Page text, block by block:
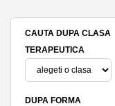
CAUTA DUPA CLASA
TERAPEUTICA
DUPA FORMA